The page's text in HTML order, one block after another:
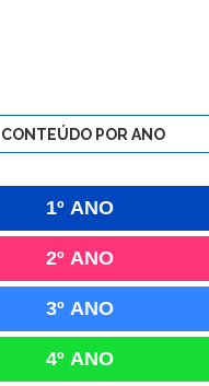
CONTEÚDO POR ANO
1º ANO
2º ANO
3º ANO
4º ANO